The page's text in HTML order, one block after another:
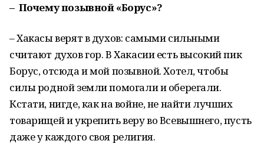
– Почему позывной «Борус»?
– Хакасы верят в духов: самыми сильными
считают духов гор. В Хакасии есть высокий пик
Борус, отсюда и мой позывной. Хотел, чтобы
силы родной земли помогали и оберегали.
Кстати, нигде, как на войне, не найти лучших
товарищей и укрепить веру во Всевышнего, пусть
даже у каждого своя религия.